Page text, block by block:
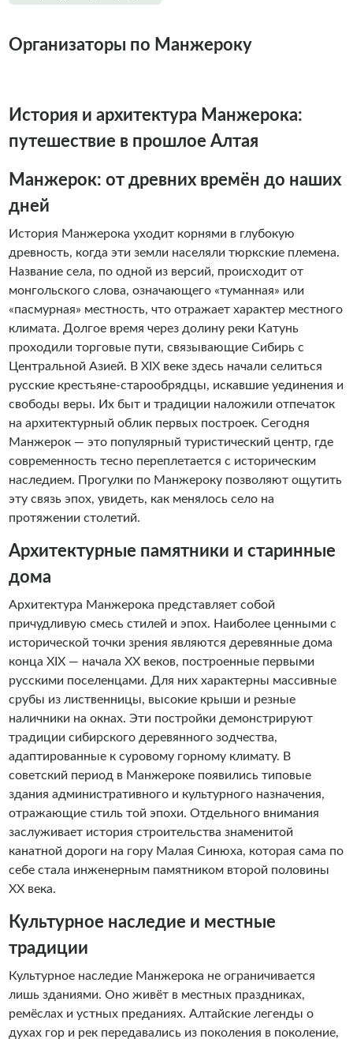
Организаторы по Манжероку
История и архитектура Манжерока:
путешествие в прошлое Алтая
Манжерок: от древних времён до наших
дней
История Манжерока уходит корнями в глубокую
древность, когда эти земли населяли тюркские племена.
Название села, по одной из версий, происходит от
монгольского слова, означающего «туманная» или
«пасмурная» местность, что отражает характер местного
климата. Долгое время через долину реки Катунь
проходили торговые пути, связывающие Сибирь с
Центральной Азией. В XIX веке здесь начали селиться
русские крестьяне-старообрядцы, искавшие уединения и
свободы веры. Их быт и традиции наложили отпечаток
на архитектурный облик первых построек. Сегодня
Манжерок — это популярный туристический центр, где
современность тесно переплетается с историческим
наследием. Прогулки по Манжероку позволяют ощутить
эту связь эпох, увидеть, как менялось село на
протяжении столетий.
Архитектурные памятники и старинные
дома
Архитектура Манжерока представляет собой
причудливую смесь стилей и эпох. Наиболее ценными с
исторической точки зрения являются деревянные дома
конца XIX — начала XX веков, построенные первыми
русскими поселенцами. Для них характерны массивные
срубы из лиственницы, высокие крыши и резные
наличники на окнах. Эти постройки демонстрируют
традиции сибирского деревянного зодчества,
адаптированные к суровому горному климату. В
советский период в Манжероке появились типовые
здания административного и культурного назначения,
отражающие стиль той эпохи. Отдельного внимания
заслуживает история строительства знаменитой
канатной дороги на гору Малая Синюха, которая сама по
себе стала инженерным памятником второй половины
XX века.
Культурное наследие и местные
традиции
Культурное наследие Манжерока не ограничивается
лишь зданиями. Оно живёт в местных праздниках,
ремёслах и устных преданиях. Алтайские легенды о
духах гор и рек передавались из поколения в поколение,